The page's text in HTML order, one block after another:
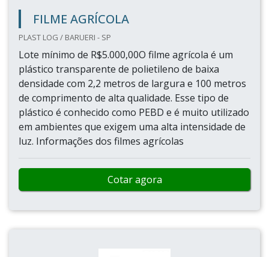
FILME AGRÍCOLA
PLAST LOG / BARUERI - SP
Lote mínimo de R$5.000,00O filme agrícola é um
plástico transparente de polietileno de baixa
densidade com 2,2 metros de largura e 100 metros
de comprimento de alta qualidade. Esse tipo de
plástico é conhecido como PEBD e é muito utilizado
em ambientes que exigem uma alta intensidade de
luz. Informações dos filmes agrícolas
Cotar agora